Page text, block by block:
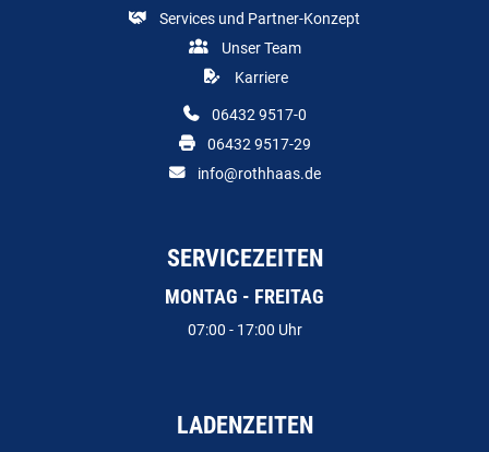
Services und Partner-Konzept
Unser Team
Karriere
06432 9517-0
06432 9517-29
info@rothhaas.de
SERVICEZEITEN
MONTAG - FREITAG
07:00 - 17:00 Uhr
LADENZEITEN